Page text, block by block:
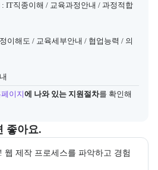
IT직종이해 / 교육과정안내 / 과정적합
이해도 / 교육세부안내 / 협업능력 / 의
이지에 나와 있는 지원절차를 확인해
좋아요.
천되는지 항목으로 안내한다. 더보기
웹 제작 프로세스를 파악하고 경험